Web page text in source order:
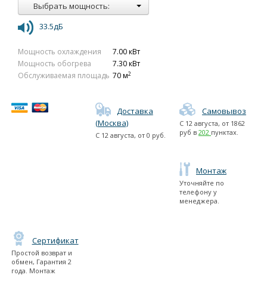
Выбрать мощность:
33.5дБ
Мощность охлаждения
7.00 кВт
Мощность обогрева
7.30 кВт
Обслуживаемая площадь 70 м2
Доставка
(Москва)
С 12 августа, от 0 руб.
Самовывоз
С 12 августа, от 1862
руб в 202 пунктах.
Монтаж
Уточняйте по
телефону у
менеджера.
Сертификат
Простой возврат и
обмен, Гарантия 2
года. Монтаж